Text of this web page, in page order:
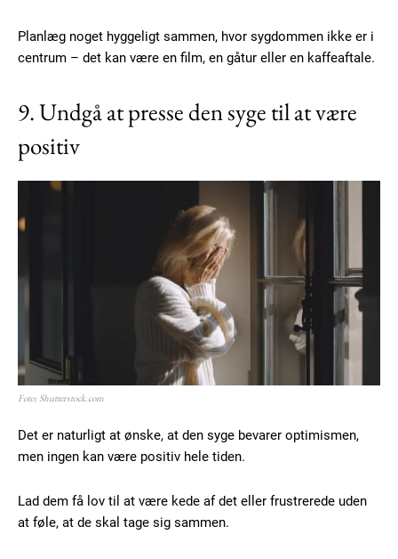
Planlæg noget hyggeligt sammen, hvor sygdommen ikke er i
centrum – det kan være en film, en gåtur eller en kaffeaftale.
9. Undgå at presse den syge til at være
positiv
Foto: Shutterstock.com
Det er naturligt at ønske, at den syge bevarer optimismen,
men ingen kan være positiv hele tiden.
Lad dem få lov til at være kede af det eller frustrerede uden
at føle, at de skal tage sig sammen.